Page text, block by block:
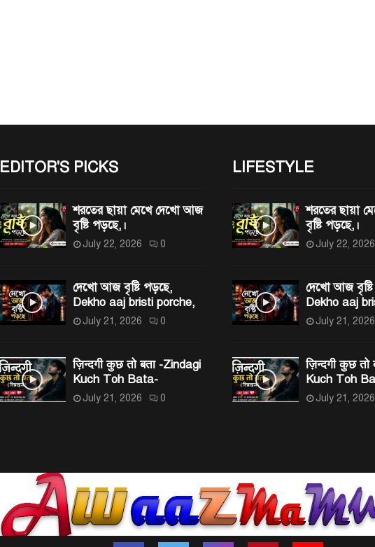
EDITOR'S PICKS
শরতের ছায়া মেখে দেখো আজ
বৃষ্টি পড়ছে,।
July 22, 2026 0
দেখো আজ বৃষ্টি পড়ছে,
Dekho aaj bristi porche,
July 21, 2026 0
ज़िन्दगी कुछ तो बता -Zindagi
Kuch Toh Bata-
July 21, 2026 0
LIFESTYLE
শরতের ছায়া
বৃষ্টি পড়ছে,।
July 22, 2026
দেখো আজ
Dekho aaj
July 21, 2026
ज़िन्दगी कुछ
Kuch Toh
July 21, 2026